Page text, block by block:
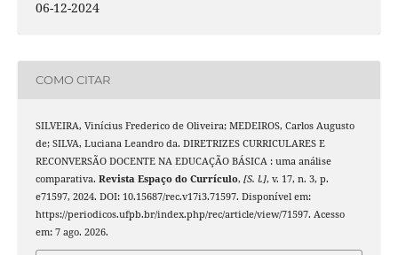
06-12-2024
COMO CITAR
SILVEIRA, Vinícius Frederico de Oliveira; MEDEIROS, Carlos Augusto
de; SILVA, Luciana Leandro da. DIRETRIZES CURRICULARES E
RECONVERSÃO DOCENTE NA EDUCAÇÃO BÁSICA : uma análise
comparativa. Revista Espaço do Currículo, [S. l.], v. 17, n. 3, p.
e71597, 2024. DOI: 10.15687/rec.v17i3.71597. Disponível em:
https://periodicos.ufpb.br/index.php/rec/article/view/71597. Acesso
em: 7 ago. 2026.